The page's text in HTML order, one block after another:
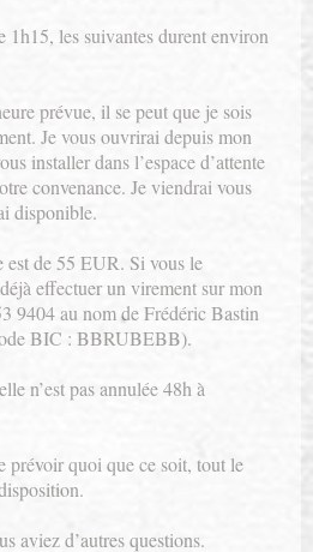
1h15, les suivantes durent environ
prévue, il se peut que je sois
Je vous ouvrirai depuis mon
installer dans l’espace d’attente
convenance. Je viendrai vous
disponible.
est de 55 EUR. Si vous le
effectuer un virement sur mon
9404 au nom de Frédéric Bastin
BIC : BBRUBEBB).
n’est pas annulée 48h à
prévoir quoi que ce soit, tout le
aviez d’autres questions.